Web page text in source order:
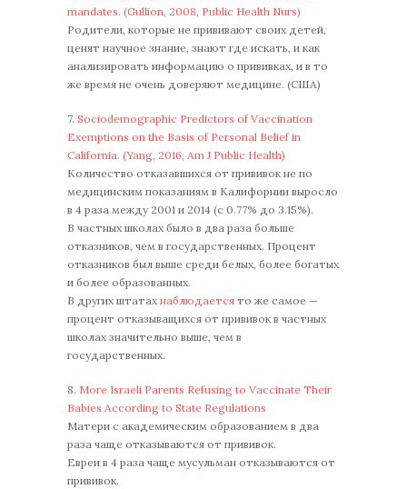
mandates. (Gullion, 2008, Public Health Nurs)
Родители, которые не прививают своих детей,
ценят научное знание, знают где искать, и как
анализировать информацию о прививках, и в то
же время не очень доверяют медицине. (США)
7. Sociodemographic Predictors of Vaccination
Exemptions on the Basis of Personal Belief in
California. (Yang, 2016, Am J Public Health)
Количество отказавшихся от прививок не по
медицинским показаниям в Калифорнии выросло
в 4 раза между 2001 и 2014 (с 0.77% до 3.15%).
В частных школах было в два раза больше
отказников, чем в государственных. Процент
отказников был выше среди белых, более богатых
и более образованных.
В других штатах наблюдается то же самое —
процент отказыващихся от прививок в частных
школах значительно выше, чем в
государственных.
8. More Israeli Parents Refusing to Vaccinate Their
Babies According to State Regulations
Матери с академическим образованием в два
раза чаще отказываются от прививок.
Евреи в 4 раза чаще мусульман отказываются от
прививок.